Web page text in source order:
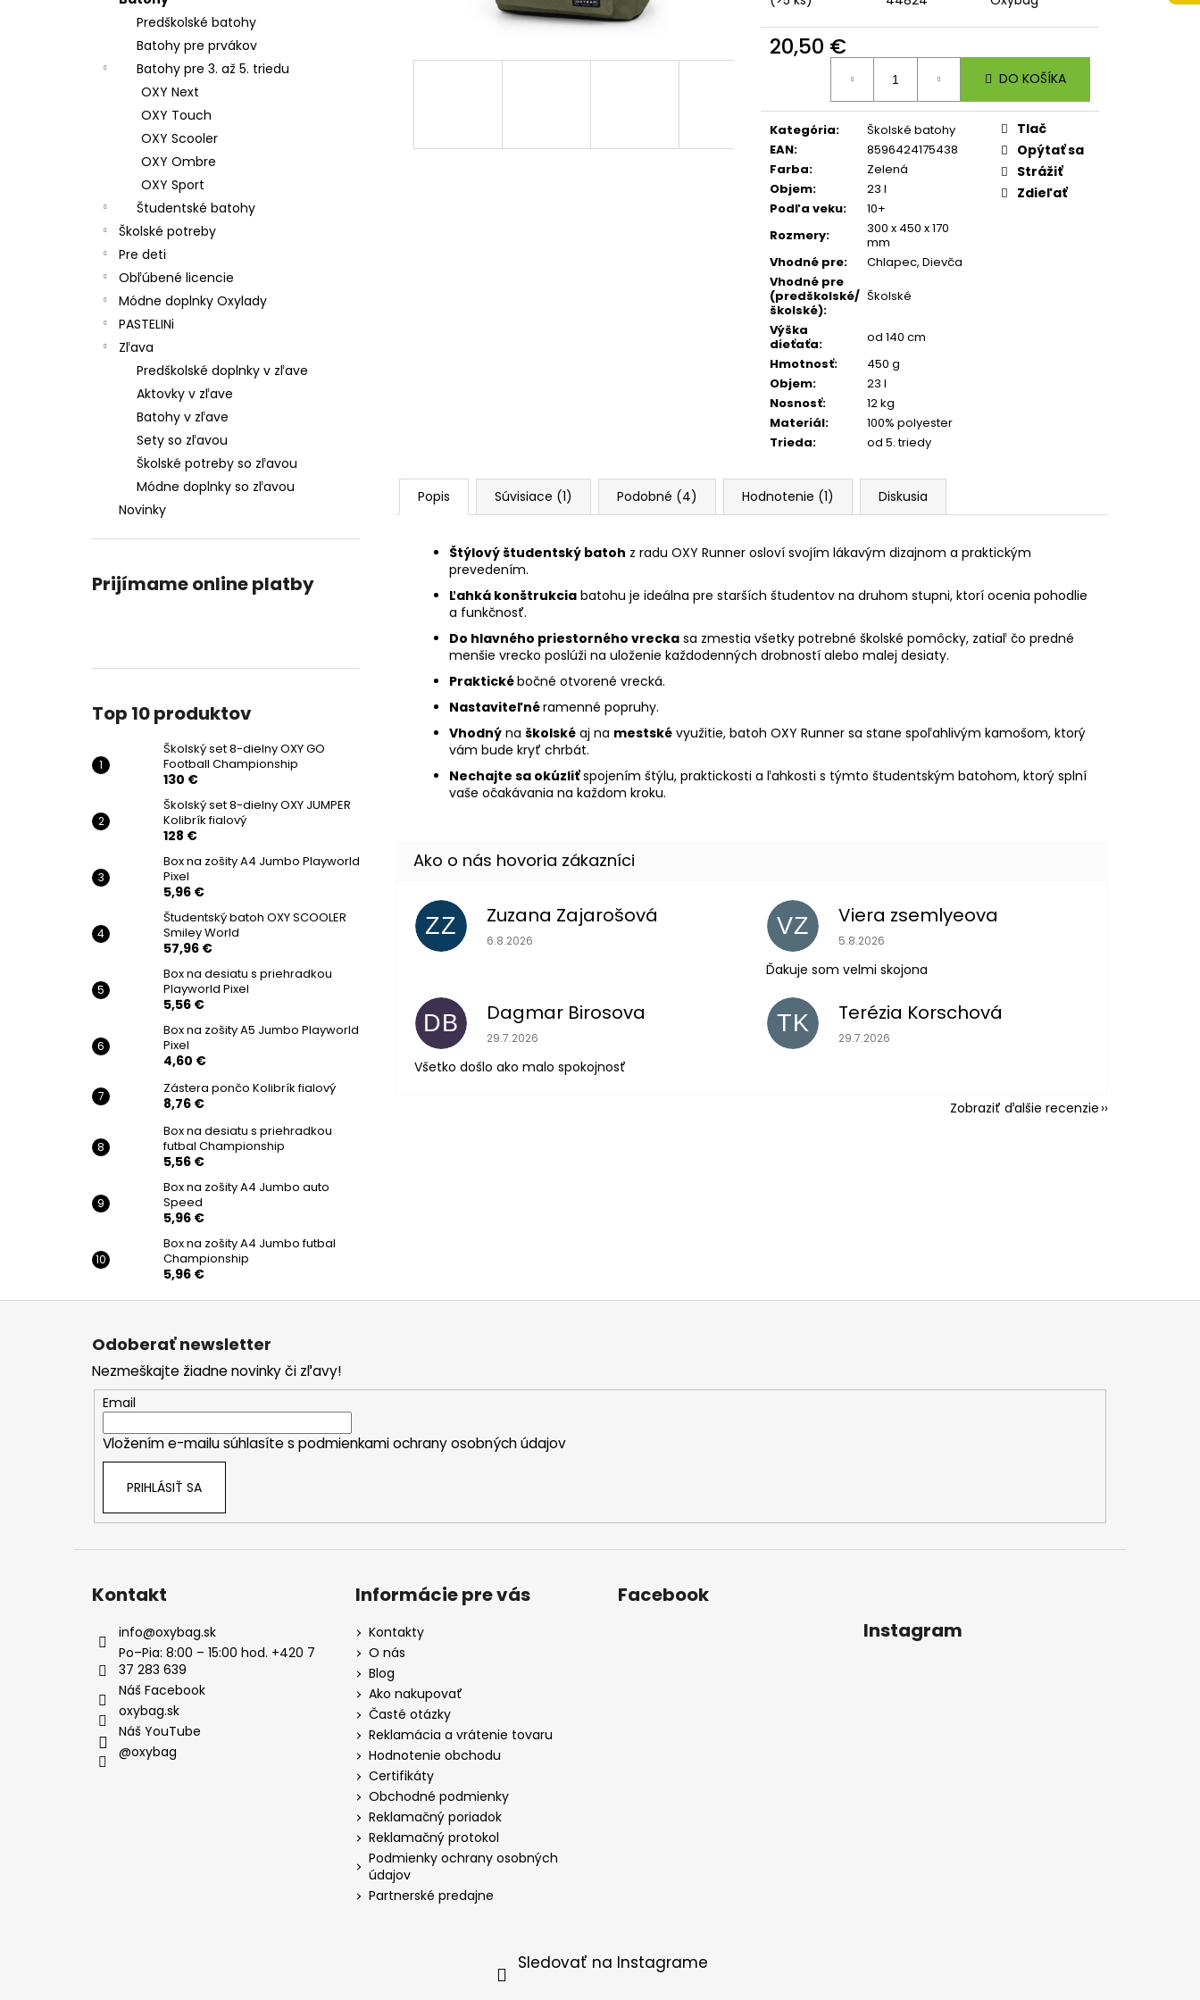
Predškolské batohy
Batohy pre prvákov
Batohy pre 3. až 5. triedu
OXY Next
OXY Touch
OXY Scooler
OXY Ombre
OXY Sport
Študentské batohy
Školské potreby
Pre deti
Obľúbené licencie
Módne doplnky Oxylady
PASTELINi
Zľava
Predškolské doplnky v zľave
Aktovky v zľave
Batohy v zľave
Sety so zľavou
Školské potreby so zľavou
Módne doplnky so zľavou
Novinky
Prijímame online platby
Top 10 produktov
Školský set 8-dielny OXY GO
Football Championship
130 €
Školský set 8-dielny OXY JUMPER
Kolibrík fialový
128 €
Box na zošity A4 Jumbo Playworld
Pixel
5,96 €
Študentský batoh OXY SCOOLER
Smiley World
57,96 €
Box na desiatu s priehradkou
Playworld Pixel
5,56 €
Box na zošity A5 Jumbo Playworld
Pixel
4,60 €
Zástera pončo Kolibrík fialový
8,76 €
Box na desiatu s priehradkou
futbal Championship
5,56 €
Box na zošity A4 Jumbo auto
Speed
5,96 €
Box na zošity A4 Jumbo futbal
Championship
5,96 €
20,50 €
Jednotková
DO KOŠÍKA
Kategória:
Školské batohy
EAN:
8596424175438
Farba:
Zelená
Objem:
23 l
Podľa veku:
10+
Rozmery:
300 x 450 x 170
mm
Vhodné pre: Chlapec, Dievča
Vhodné pre
(predškolské/
školské):
Školské
Výška
dieťaťa:
od 140 cm
Hmotnosť:
450 g
Objem:
23 l
Nosnosť:
12 kg
Materiál:
100% polyester
Trieda: od 5. triedy
Tlač
Opýtať sa
Strážiť
Zdieľať
Popis Súvisiace (1) Podobné (4) Hodnotenie (1) Diskusia
Štýlový študentský batoh z radu OXY Runner osloví svojím lákavým dizajnom a praktickým
prevedením.
Ľahká konštrukcia batohu je ideálna pre starších študentov na druhom stupni, ktorí ocenia pohodlie
a funkčnosť.
Do hlavného priestorného vrecka sa zmestia všetky potrebné školské pomôcky, zatiaľ čo predné
menšie vrecko poslúži na uloženie každodenných drobností alebo malej desiaty.
Praktickébočné otvorené vrecká.
Nastaviteľnéramenné popruhy.
Vhodný na školské aj na mestské využitie, batoh OXY Runner sa stane spoľahlivým kamošom, ktorý
vám bude kryť chrbát.
Nechajte sa okúzliťspojením štýlu, praktickosti a ľahkosti s týmto študentským batohom, ktorý splní
vaše očakávania na každom kroku.
ZZ Zuzana Zajarošová
Hodnotenie obchodu je 5 z 5 hviezdičiek.
6.8.2026
VZ Viera zsemlyeova
Hodnotenie obchodu je 5 z 5 hviezdičiek.
5.8.2026
Ďakuje som velmi skojona
DB Dagmar Birosova
Hodnotenie obchodu je 5 z 5 hviezdičiek.
29.7.2026
Všetko došlo ako malo spokojnosť
TK Terézia Korschová
Hodnotenie obchodu je 5 z 5 hviezdičiek.
29.7.2026
Zobraziť ďalšie recenzie
ŠKOLSKÝ SET 8-DIELNY OXY GO
FOOTBALL CHAMPIONSHIP
130 €
ŠKOLSKÝ SET 8-DIELNY OXY JUMPER
KOLIBRÍK FIALOVÝ
BOX NA ZOŠITY A4 JUMBO PLAYWORLD
Z
Odoberať newsletter
Nezmeškajte žiadne novinky či zľavy!
Email
Vložením e-mailu súhlasíte s podmienkami ochrany osobných údajov
PRIHLÁSIŤ SA
Kontakt
info@oxybag.sk
Po–Pia: 8:00 – 15:00 hod. +420 7
37 283 639
Náš Facebook
oxybag.sk
Náš YouTube
@oxybag
Informácie pre vás
Kontakty
O nás
Blog
Ako nakupovať
Časté otázky
Reklamácia a vrátenie tovaru
Hodnotenie obchodu
Certifikáty
Obchodné podmienky
Reklamačný poriadok
Reklamačný protokol
Podmienky ochrany osobných
údajov
Partnerské predajne
Facebook
Instagram
Sledovať na Instagrame